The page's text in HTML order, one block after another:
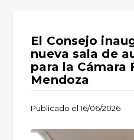
El Consejo
nueva sala de
para la Cámara
Mendoza
Publicado el16/06/2026